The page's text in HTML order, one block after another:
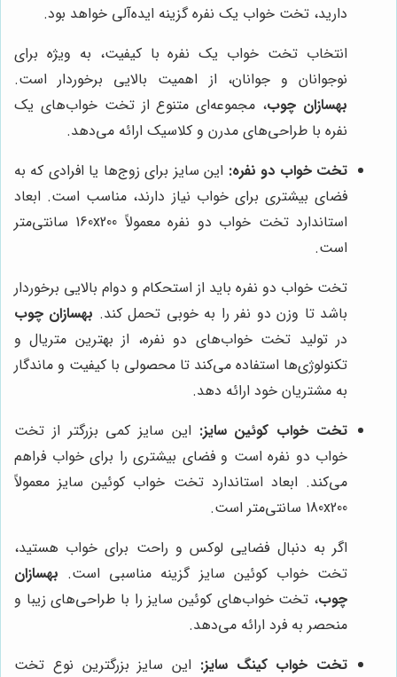
دارید، تخت خواب یک نفره گزینه ایده‌آلی خواهد بود.
انتخاب تخت خواب یک نفره با کیفیت، به ویژه برای
نوجوانان و جوانان، از اهمیت بالایی برخوردار است.
بهسازان چوب، مجموعه‌ای متنوع از تخت خواب‌های یک
نفره با طراحی‌های مدرن و کلاسیک ارائه می‌دهد.
تخت خواب دو نفره: این سایز برای زوج‌ها یا افرادی که به
فضای بیشتری برای خواب نیاز دارند، مناسب است. ابعاد
استاندارد تخت خواب دو نفره معمولاً 160x200 سانتی‌متر
است.
تخت خواب دو نفره باید از استحکام و دوام بالایی برخوردار
باشد تا وزن دو نفر را به خوبی تحمل کند. بهسازان چوب
در تولید تخت خواب‌های دو نفره، از بهترین متریال و
تکنولوژی‌ها استفاده می‌کند تا محصولی با کیفیت و ماندگار
به مشتریان خود ارائه دهد.
تخت خواب کوئین سایز: این سایز کمی بزرگتر از تخت
خواب دو نفره است و فضای بیشتری را برای خواب فراهم
می‌کند. ابعاد استاندارد تخت خواب کوئین سایز معمولاً
180x200 سانتی‌متر است.
اگر به دنبال فضایی لوکس و راحت برای خواب هستید،
تخت خواب کوئین سایز گزینه مناسبی است. بهسازان
چوب، تخت خواب‌های کوئین سایز را با طراحی‌های زیبا و
منحصر به فرد ارائه می‌دهد.
تخت خواب کینگ سایز: این سایز بزرگترین نوع تخت